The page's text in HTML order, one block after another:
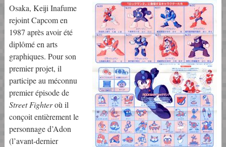
Osaka, Keiji Inafume
rejoint Capcom en
1987 après avoir été
diplômé en arts
graphiques. Pour son
premier projet, il
participe au méconnu
premier épisode de
Street Fighteroù il
conçoit entièrement le
personnage d’Adon
(l’avant-dernier